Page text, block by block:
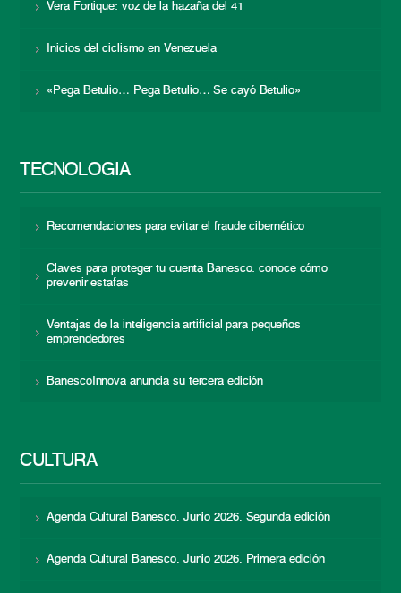
Vera Fortique: voz de la hazaña del 41
Inicios del ciclismo en Venezuela
«Pega Betulio… Pega Betulio… Se cayó Betulio»
TECNOLOGÍA
Recomendaciones para evitar el fraude cibernético
Claves para proteger tu cuenta Banesco: conoce cómo
prevenir estafas
Ventajas de la inteligencia artificial para pequeños
emprendedores
BanescoInnova anuncia su tercera edición
CULTURA
Agenda Cultural Banesco. Junio 2026. Segunda edición
Agenda Cultural Banesco. Junio 2026. Primera edición